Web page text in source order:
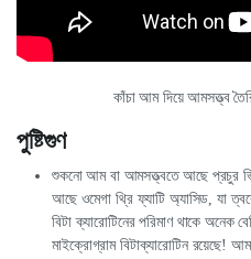
কাঁচা আম দিয়ে আমসত্ত্ব
পুষ্টিগুণ
শুকনো আম বা আমসত্ত্বতে আছে প্রচুর
আছে ওমেগা থ্রি ফ্যাটি অ্যাসিড, যা
বিটা ক্যারোটিনের পরিমাণ থাকে অনেক
মাইক্রোগ্রাম বিটাক্যারোটিন রয়েছে!